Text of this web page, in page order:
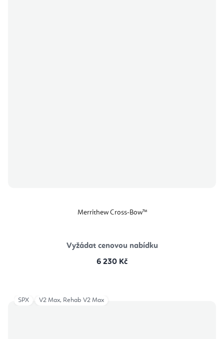
Merrithew Cross-Bow™
Vyžádat cenovou nabídku
6 230 Kč
SPX V2 Max, Rehab V2 Max